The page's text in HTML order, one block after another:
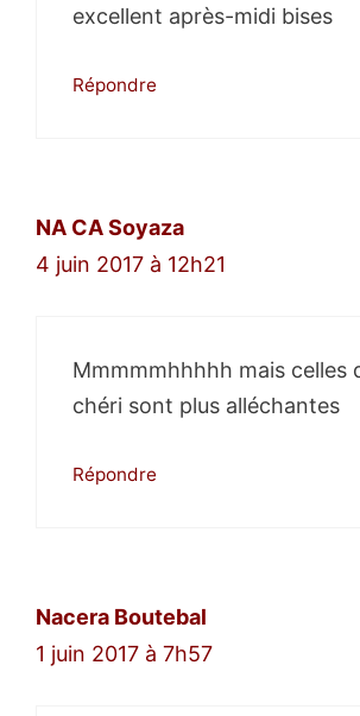
excellent après-midi bises
Répondre
NA CA Soyaza
4 juin 2017 à 12h21
Mmmmmhhhhh mais celles
chéri sont plus alléchantes
Répondre
Nacera Boutebal
1 juin 2017 à 7h57